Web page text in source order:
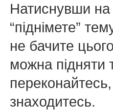
Натиснувши на
“піднімете”
не бачите
можна підняти
знаходитесь.